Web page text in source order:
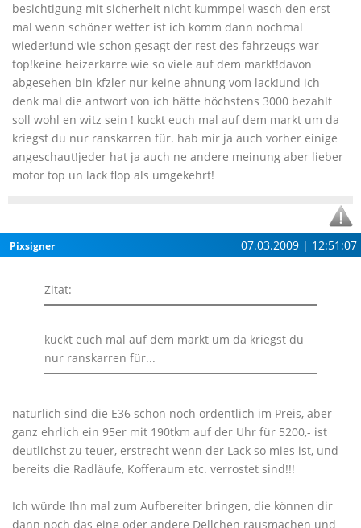
besichtigung mit sicherheit nicht kummpel wasch den erst
mal wenn schöner wetter ist ich komm dann nochmal
wieder!und wie schon gesagt der rest des fahrzeugs war
top!keine heizerkarre wie so viele auf dem markt!davon
abgesehen bin kfzler nur keine ahnung vom lack!und ich
denk mal die antwort von ich hätte höchstens 3000 bezahlt
soll wohl en witz sein ! kuckt euch mal auf dem markt um da
kriegst du nur ranskarren für. hab mir ja auch vorher einige
angeschaut!jeder hat ja auch ne andere meinung aber lieber
motor top un lack flop als umgekehrt!
Pixsigner 07.03.2009 | 12:51:07
Zitat:
kuckt euch mal auf dem markt um da kriegst du
nur ranskarren für...
natürlich sind die E36 schon noch ordentlich im Preis, aber
ganz ehrlich ein 95er mit 190tkm auf der Uhr für 5200,- ist
deutlichst zu teuer, erstrecht wenn der Lack so mies ist, und
bereits die Radläufe, Kofferaum etc. verrostet sind!!!
Ich würde Ihn mal zum Aufbereiter bringen, die können dir
dann noch das eine oder andere Dellchen rausmachen und